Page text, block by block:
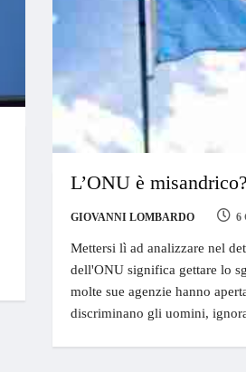
L’ONU è
GIOVANNI LOMBARDO 6
Mettersi lì ad analizzare nel
dell'ONU significa gettare lo
molte sue agenzie hanno
discriminano gli uomini,